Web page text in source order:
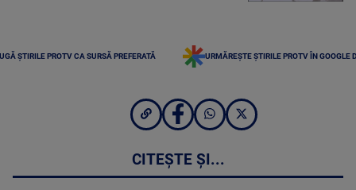
ȘTIRILE PROTV CA SURSĂ PREFERATĂ URMĂREȘTE ȘTIRILE PROTV ÎN GOOGLE
CITEȘTE ȘI...